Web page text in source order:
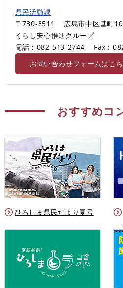
県民活動課
〒730-8511
広島市中区基町
くらし安心推進グループ
電話：082-513-2744
Fax：
お問い合わせフォームはこ
おすすめコ
ひろしま県民だより夏号